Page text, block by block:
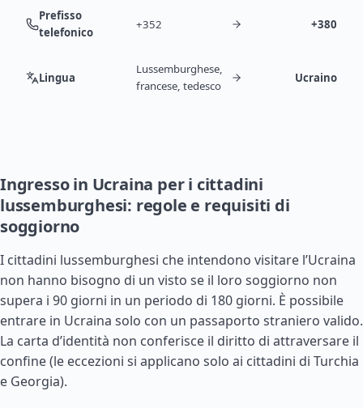
Prefisso
telefonico
+352 +380
Lingua
Lussemburghese,
francese, tedesco
Ucraino
Ingresso in Ucraina per i cittadini
lussemburghesi: regole e requisiti di
soggiorno
I cittadini lussemburghesi che intendono visitare l’Ucraina
non hanno bisogno di un visto se il loro soggiorno non
supera i 90 giorni in un periodo di 180 giorni. È possibile
entrare in Ucraina solo con un passaporto straniero valido.
La carta d’identità non conferisce il diritto di attraversare il
confine (le eccezioni si applicano solo ai cittadini di Turchia
e Georgia).